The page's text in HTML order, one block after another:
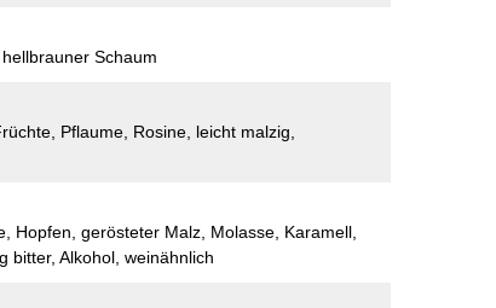
Schaum
Pflaume, Rosine, leicht malzig,
Hopfen, gerösteter Malz, Molasse, Karamell,
bitter, Alkohol, weinähnlich